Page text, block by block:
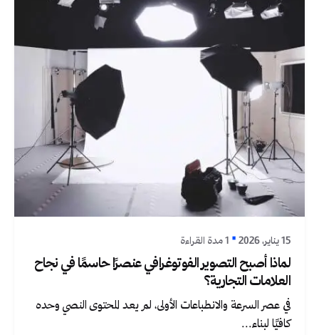
نُشر بواسطة
Graphica Ltd
15 يناير، 2026 1 مدة القراءة
لماذا أصبح التصوير الفوتوغرافي عنصرًا حاسمًا في نجاح
العلامات التجارية؟
في عصر السرعة والانطباعات الأولى، لم يعد المحتوى النصي وحده
كافيًا لبناء...